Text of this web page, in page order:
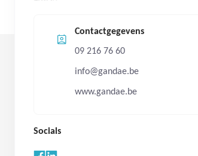
Contactgegevens
09 216 76 60
info@gandae.be
www.gandae.be
Socials